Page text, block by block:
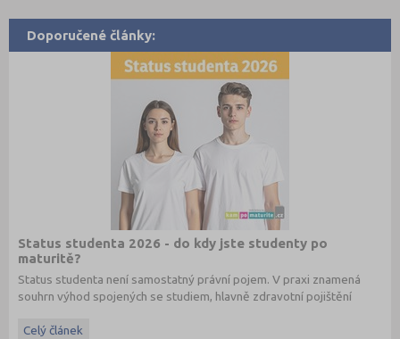
Doporučené články:
Status studenta 2026 - do kdy jste studenty po
maturitě?
Status studenta není samostatný právní pojem. V praxi znamená
souhrn výhod spojených se studiem, hlavně zdravotní pojištění
Celý článek